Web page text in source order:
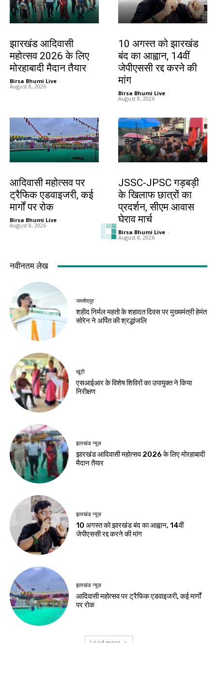
झारखंड आदिवासी
महोत्सव 2026 के लिए
मोरहाबादी मैदान तैयार
Birsa Bhumi Live -
August 8, 2026
10 अगस्त को झारखंड
बंद का आह्वान, 14वीं
जेपीएससी रद्द करने की
मांग
Birsa Bhumi Live -
August 8, 2026
आदिवासी महोत्सव पर
ट्रैफिक एडवाइजरी, कई
मार्गों पर रोक
Birsa Bhumi Live -
August 8, 2026
JSSC-JPSC गड़बड़ी
के खिलाफ छात्रों का
प्रदर्शन, सीएम आवास
घेराव मार्च
Birsa Bhumi Live -
August 8, 2026
झारखंड न्यूज़
10 अगस्त को विधानसभा
घेराव, छात्रों से रांची
Birsa Bhumi Live -
August 8, 2026
करियर
मर्चेंट नेवी में कैसे बनाएं
करियर
एआई में करियर बनाना है
तो ये 5 कोर्स हो सकते हैं
बेहतर विकल्प
Birsa Bhumi Live
नवीनतम लेख
एसआईआर के विशेष शिविरों का उपायुक्त ने किया
निरीक्षण